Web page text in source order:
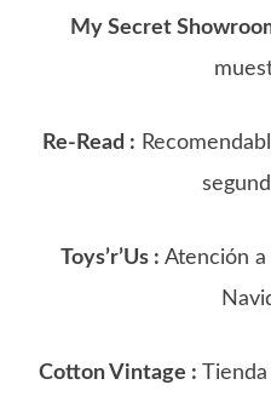
My Secret
Re-Read :
Toys’r’Us : Atención
Cotton Vintage :